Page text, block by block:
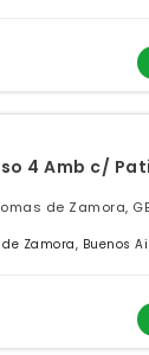
4 Amb c/
de Zamora,
Zamora, Buenos